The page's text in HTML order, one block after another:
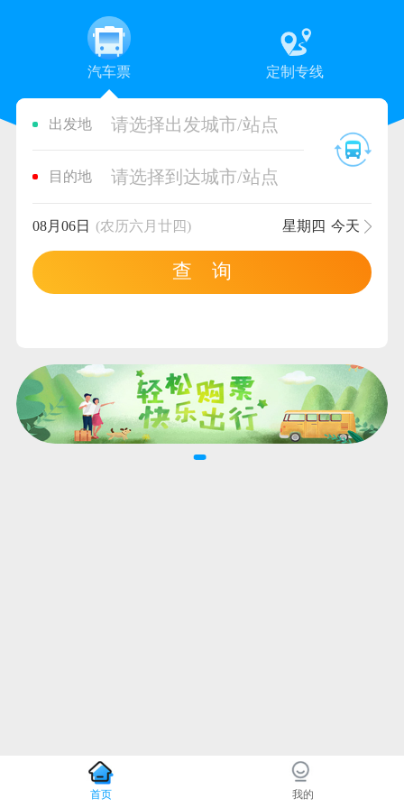
汽车票 定制专线
出发地 请选择出发城市/站点
目的地 请选择到达城市/站点
08月06日 (农历六月廿四) 星期四 今天
查 询
首页 我的